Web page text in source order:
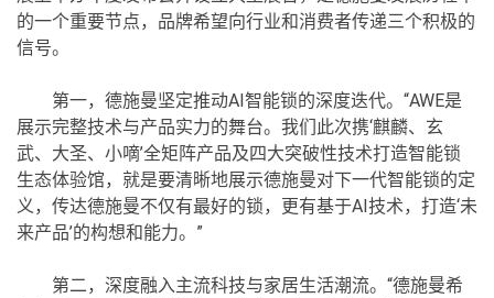
的一个重要节点，品牌希望向行业和消费者传递三个积极的
信号。
第一，德施曼坚定推动AI智能锁的深度迭代。“AWE是
展示完整技术与产品实力的舞台。我们此次携‘麒麟、玄
武、大圣、小嘀’全矩阵产品及四大突破性技术打造智能锁
生态体验馆，就是要清晰地展示德施曼对下一代智能锁的定
义，传达德施曼不仅有最好的锁，更有基于AI技术，打造‘未
来产品’的构想和能力。”
第二，深度融入主流科技与家居生活潮流。“德施曼希